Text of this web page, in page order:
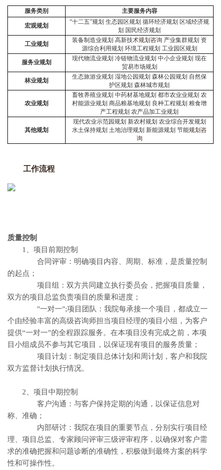
服务类别 主要服务内容
宏观规划
“十二五”规划 生态园区规划 循环经济规划 区域经济规
划 国民经济规划
工业规划
装备制造业规划 高新技术规划咨询 产业集群规划 资
源综合利用规划 环境工程规划 工业园区规划
服务业规划
现代物流业规划 冷链物流业规划 中小企业规划 现在
贸易市场规划
林业规划
生态旅游业规划 湿地公园规划 森林公园规划 自然保
护区规划 森林城市规划
农业规划
畜牧养殖业规划 中药材基地规划 都市农业业规划 农
村能源业规划 商品粮基地规划 良种工程规划 粮食增
产工程规划 农产品加工业规划
其他规划
现代农业示范园规划 新农村规划 农业综合开发规划
水土保持规划 土地治理规划 新能源规划 节能规划咨
询
工作流程
质量控制
1、项目前期控制
合同评审：明确项目内容、周期、标准，是质量控制
的起点；
项目组：双方共同建立执行委员会，把握项目质量，
双方的项目总监负责项目的质量和进度；
"一对一";项目团队：我院每承接一个项目，都成立一
个由经验丰富的高级咨询师担当项目经理的项目小组，为客户
提供“一对一”的全程跟踪服务。在本项目没有完成之前，本项
目小组成员不参与其它项目，以保证现有项目的服务质量；
项目计划：制定项目总体计划和周计划，客户和我院
双方监督计划执行情况。
2、项目中期控制
客户沟通：与客户保持定期的沟通，以保证信息对
称、准确；
内部研讨：我院在项目的重要节点，分别实行项目经
理、项目总监、专家顾问评审三级评审程序，以确保对客户需
求的准确把握和问题诊断的准确性，积极做到最终方案的科学
性和可操作性。